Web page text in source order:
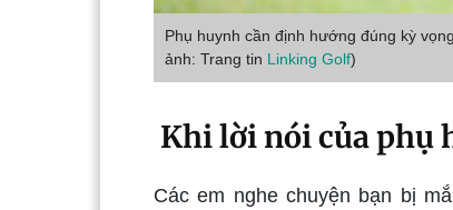
Phụ huynh cần định hướng đúng kỳ
ảnh: Trang tin Linking Golf)
Khi lời nói của phụ
Các em nghe chuyện bạn bị